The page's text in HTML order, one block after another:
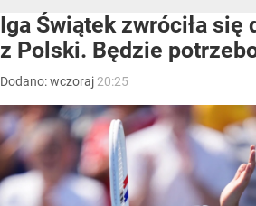
Iga Świątek zwróciła się
z Polski. Będzie
Dodano:wczoraj 20:25